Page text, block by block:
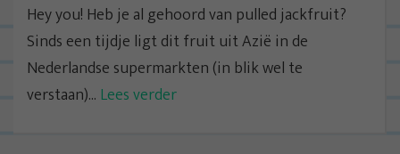
Hey you! Heb je al gehoord van pulled jackfruit?
Sinds een tijdje ligt dit fruit uit Azië in de
Nederlandse supermarkten (in blik wel te
verstaan)... Lees verder